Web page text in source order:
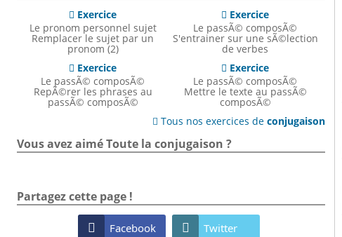
 Exercice
Le pronom personnel sujet
Remplacer le sujet par un
pronom (2)
 Exercice
Le passÃ© composÃ©
S'entrainer sur une sÃ©lection
de verbes
 Exercice
Le passÃ© composÃ©
RepÃ©rer les phrases au
passÃ© composÃ©
 Exercice
Le passÃ© composÃ©
Mettre le texte au passÃ©
composÃ©
 Tous nos exercices deconjugaison
Vous avez aimé Toute la conjugaison ?
Partagez cette page !
 Facebook  Twitter